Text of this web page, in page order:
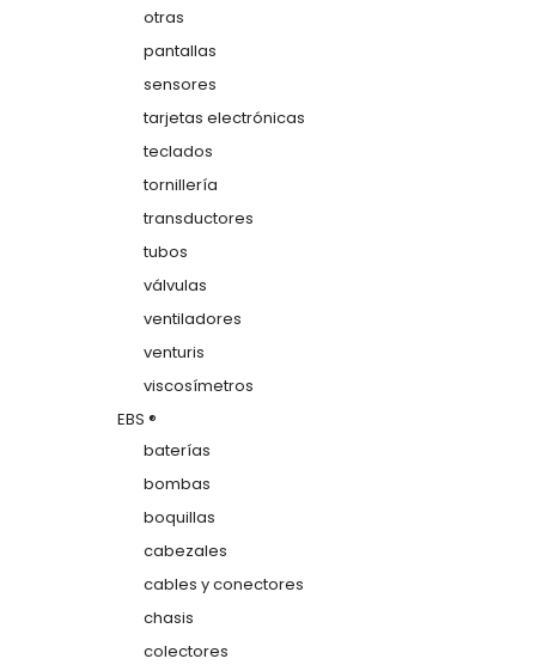
otras
pantallas
sensores
tarjetas electrónicas
teclados
tornillería
transductores
tubos
válvulas
ventiladores
venturis
viscosímetros
EBS ®
baterías
bombas
boquillas
cabezales
cables y conectores
chasis
colectores